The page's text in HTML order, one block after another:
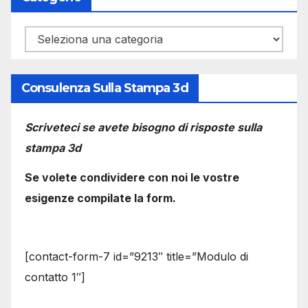
Categorie
Consulenza Sulla Stampa 3d
Scriveteci se avete bisogno di risposte sulla
stampa 3d
Se volete condividere con noi le vostre
esigenze compilate la form.
[contact-form-7 id=”9213″ title=”Modulo di
contatto 1″]